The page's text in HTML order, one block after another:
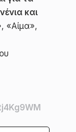
και
«Αίμα»,